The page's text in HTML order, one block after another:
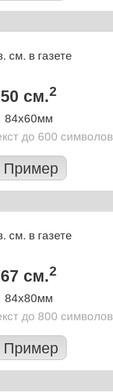
см. в газете
50 см.2
84х60мм
до 600 символов
Пример
см. в газете
67 см.2
84х80мм
до 800 символов
Пример